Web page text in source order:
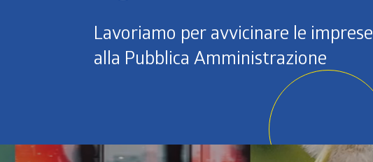
Lavoriamo per avvicinare le imprese
alla Pubblica Amministrazione